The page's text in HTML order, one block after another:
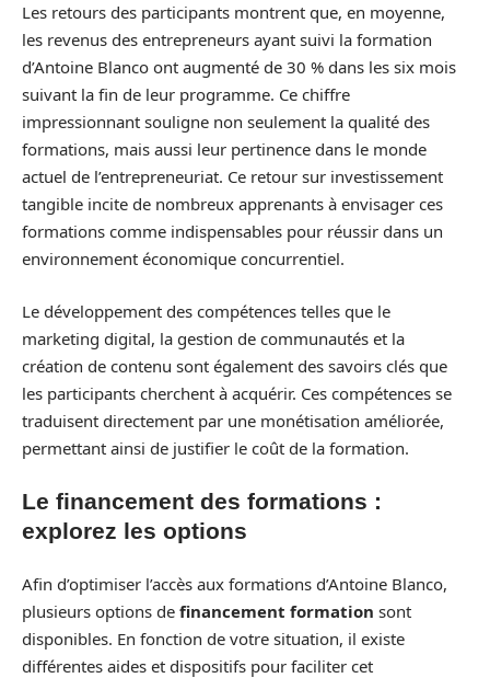
Les retours des participants montrent que, en moyenne,
les revenus des entrepreneurs ayant suivi la formation
d’Antoine Blanco ont augmenté de 30 % dans les six mois
suivant la fin de leur programme. Ce chiffre
impressionnant souligne non seulement la qualité des
formations, mais aussi leur pertinence dans le monde
actuel de l’entrepreneuriat. Ce retour sur investissement
tangible incite de nombreux apprenants à envisager ces
formations comme indispensables pour réussir dans un
environnement économique concurrentiel.
Le développement des compétences telles que le
marketing digital, la gestion de communautés et la
création de contenu sont également des savoirs clés que
les participants cherchent à acquérir. Ces compétences se
traduisent directement par une monétisation améliorée,
permettant ainsi de justifier le coût de la formation.
Le financement des formations :
explorez les options
Afin d’optimiser l’accès aux formations d’Antoine Blanco,
plusieurs options de financement formation sont
disponibles. En fonction de votre situation, il existe
différentes aides et dispositifs pour faciliter cet